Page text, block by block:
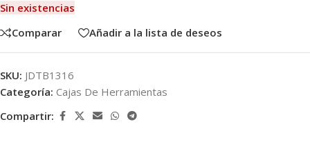
Sin existencias
Comparar
Añadir a la lista de deseos
SKU: JDTB1316
Categoría: Cajas De Herramientas
Compartir: